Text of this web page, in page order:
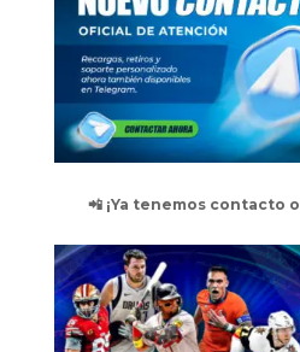
📲 ¡Ya tenemos contacto